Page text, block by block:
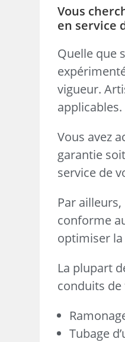
Vous
en service
Quelle que
vigueur.
applicables.
Vous avez
garantie
service de
Par
conforme
optimiser
La plupart
conduits de
Tubage